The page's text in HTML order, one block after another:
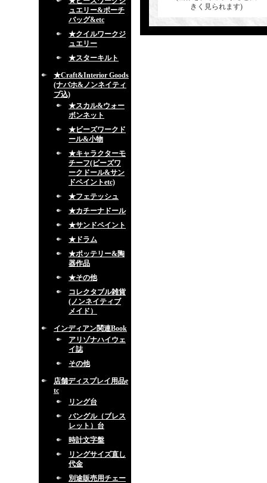
ュエリー&ポーチ
バッグ&etc
★クイルワークジ
ュエリー
★スターキルト
★Craft&Interior Goods
(ナバホ&ノンネイティ
ブ込)
★スカル&ウォー
ボンネット
★ビーズワークド
ール&小物
★キャラクターモ
チーフ(ビーズワ
ークドール&サン
ドペイントetc)
★フェテッシュ
★カチーナドール
★サンドペイント
★ドラム
★ポッテリー&陶
器作品
★その他
コレクタブル雑貨
(ノンネイティブ
メイド）
インディアン関連Book
アリゾナハイウェ
イ誌
その他
店舗ディスプレイ用品e
tc
リング台
バングル（ブレス
レット）台
時計文字盤
リングサイズ直し
代金
別途販売用チェー
きく見られます)